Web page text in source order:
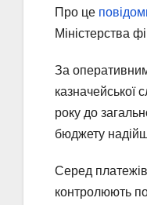
Про це
Міністерства
За
казначейської
року до
бюджету
Серед
контролюють